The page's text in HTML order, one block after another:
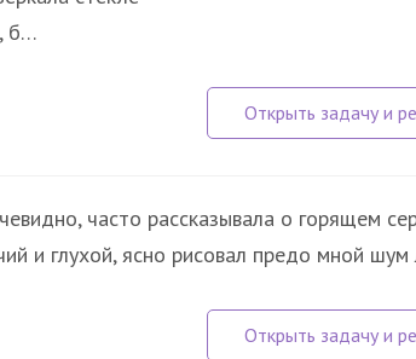
б…
часто рассказывала о горящем
и глухой, ясно рисовал предо мной